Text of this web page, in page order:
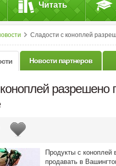
Читать
Сладости с коноплей
Новости партнеров
разрешено
Продукты с коноплей
продавать в